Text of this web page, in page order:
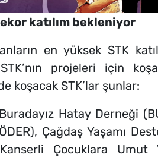
katılım bekleniyor
en yüksek STK
projeleri için
koşacak STK’lar şunlar:
Hatay Derneği
Çağdaş Yaşamı
Çocuklara Umut